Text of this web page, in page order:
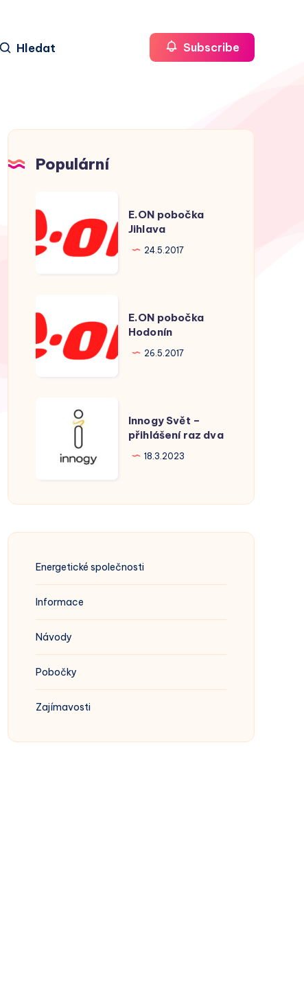
Hledat Subscribe
Populární
pobočka
Jihlava
E.ON pobočka
Jihlava
24.5.2017
pobočka
Hodonín
E.ON pobočka
Hodonín
26.5.2017
přihlášení
dva
Innogy Svět –
přihlášení raz dva
18.3.2023
Energetické společnosti
Informace
Návody
Pobočky
Zajímavosti